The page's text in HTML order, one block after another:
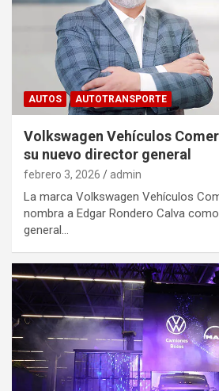
AUTOS AUTOTRANSPORTE
Volkswagen Vehículos
su nuevo director general
febrero 3, 2026 admin
La marca Volkswagen Vehículos
nombra a Edgar Rondero Calva
general…